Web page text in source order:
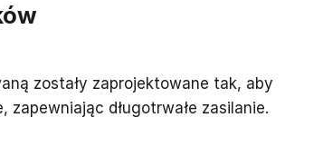
zostały zaprojektowane tak, aby
długotrwałe zasilanie.